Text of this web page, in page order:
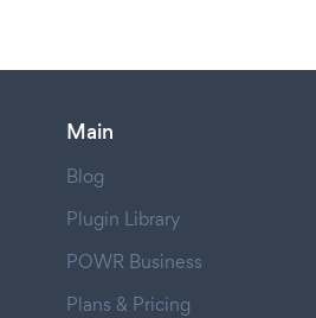
Main
Blog
Plugin Library
POWR Business
Plans & Pricing